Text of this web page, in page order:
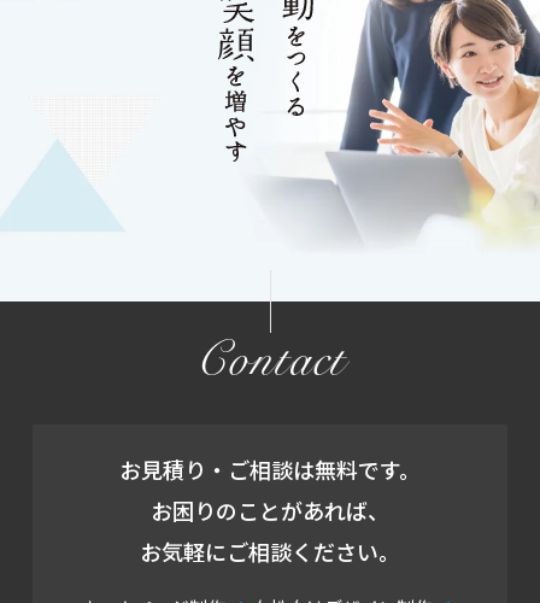
Contact
お見積り・ご相談は無料です。
お困りのことがあれば、
お気軽にご相談ください。